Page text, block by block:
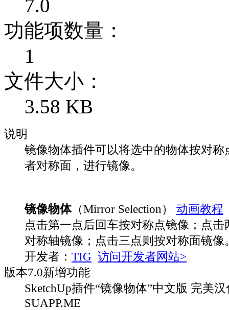
7.0
功能项数量：
1
文件大小：
3.58 KB
说明
镜像物体插件可以将选中的物体按对称
者对称面，进行镜像。
镜像物体（Mirror Selection）
动画教程
点击第一点后回车按对称点镜像；点击
对称轴镜像；点击三点则按对称面镜像
开发者： TIG 访问开发者网站>
版本7.0新增功能
SketchUp插件“镜像物体”中文版 完美
SUAPP.ME